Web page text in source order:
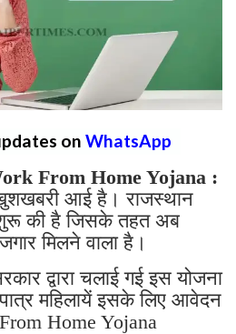
on WhatsApp
From Home Yojana :
आई है। राजस्थान
की है जिसके तहत अब
मिलने वाला है।
द्वारा चलाई गई इस योजना
महिलायें इसके लिए आवेदन
Home Yojana